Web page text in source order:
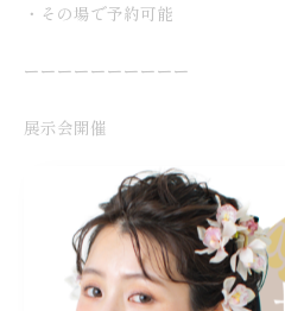
・その場で予約可能
ーーーーーーーーーー
展示会開催
📍なんばスカイオ
📍新宿マルイアネックス
オンライン相談（ZOOM）
毎日ご予約可能です。